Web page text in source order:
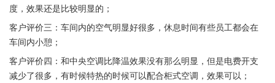
度，效果还是比较明显的；
客户评价三：车间内的空气明显好很多，休息时间有些员工都会在
车间内小憩；
客户评价四：和中央空调比降温效果没有那么明显，但是电费开支
减少了很多，有时候特热的时候可以配合柜式空调，效果可以；